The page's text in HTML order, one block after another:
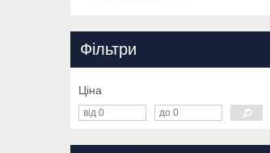
Фільтри
Ціна